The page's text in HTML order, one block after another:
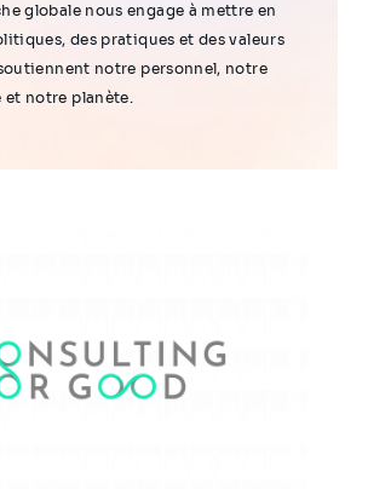
globale nous engage à mettre en
des pratiques et des valeurs
notre personnel, notre
et notre planète.